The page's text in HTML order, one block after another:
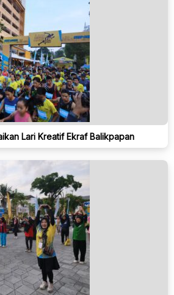
Lari Kreatif Ekraf Balikpapan